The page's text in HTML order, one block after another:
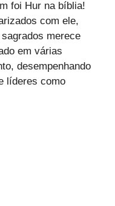
foi Hur na bíblia!
com ele,
merece
em várias
desempenhando
líderes como